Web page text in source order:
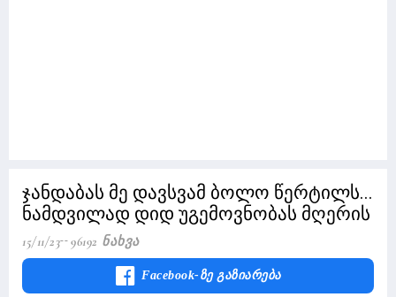
ჯანდაბას მე დავსვამ ბოლო წერტილს...
ნამდვილად დიდ უგემოვნობას მღერის
15/11/23 96192 Ნახვა
Facebook-Ზე Გაზიარება